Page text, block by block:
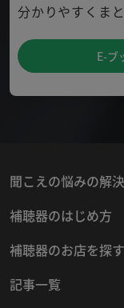
分かりやすくま
E-ブ
聞こえの悩みの解
補聴器のはじめ方
補聴器のお店を探す
記事一覧